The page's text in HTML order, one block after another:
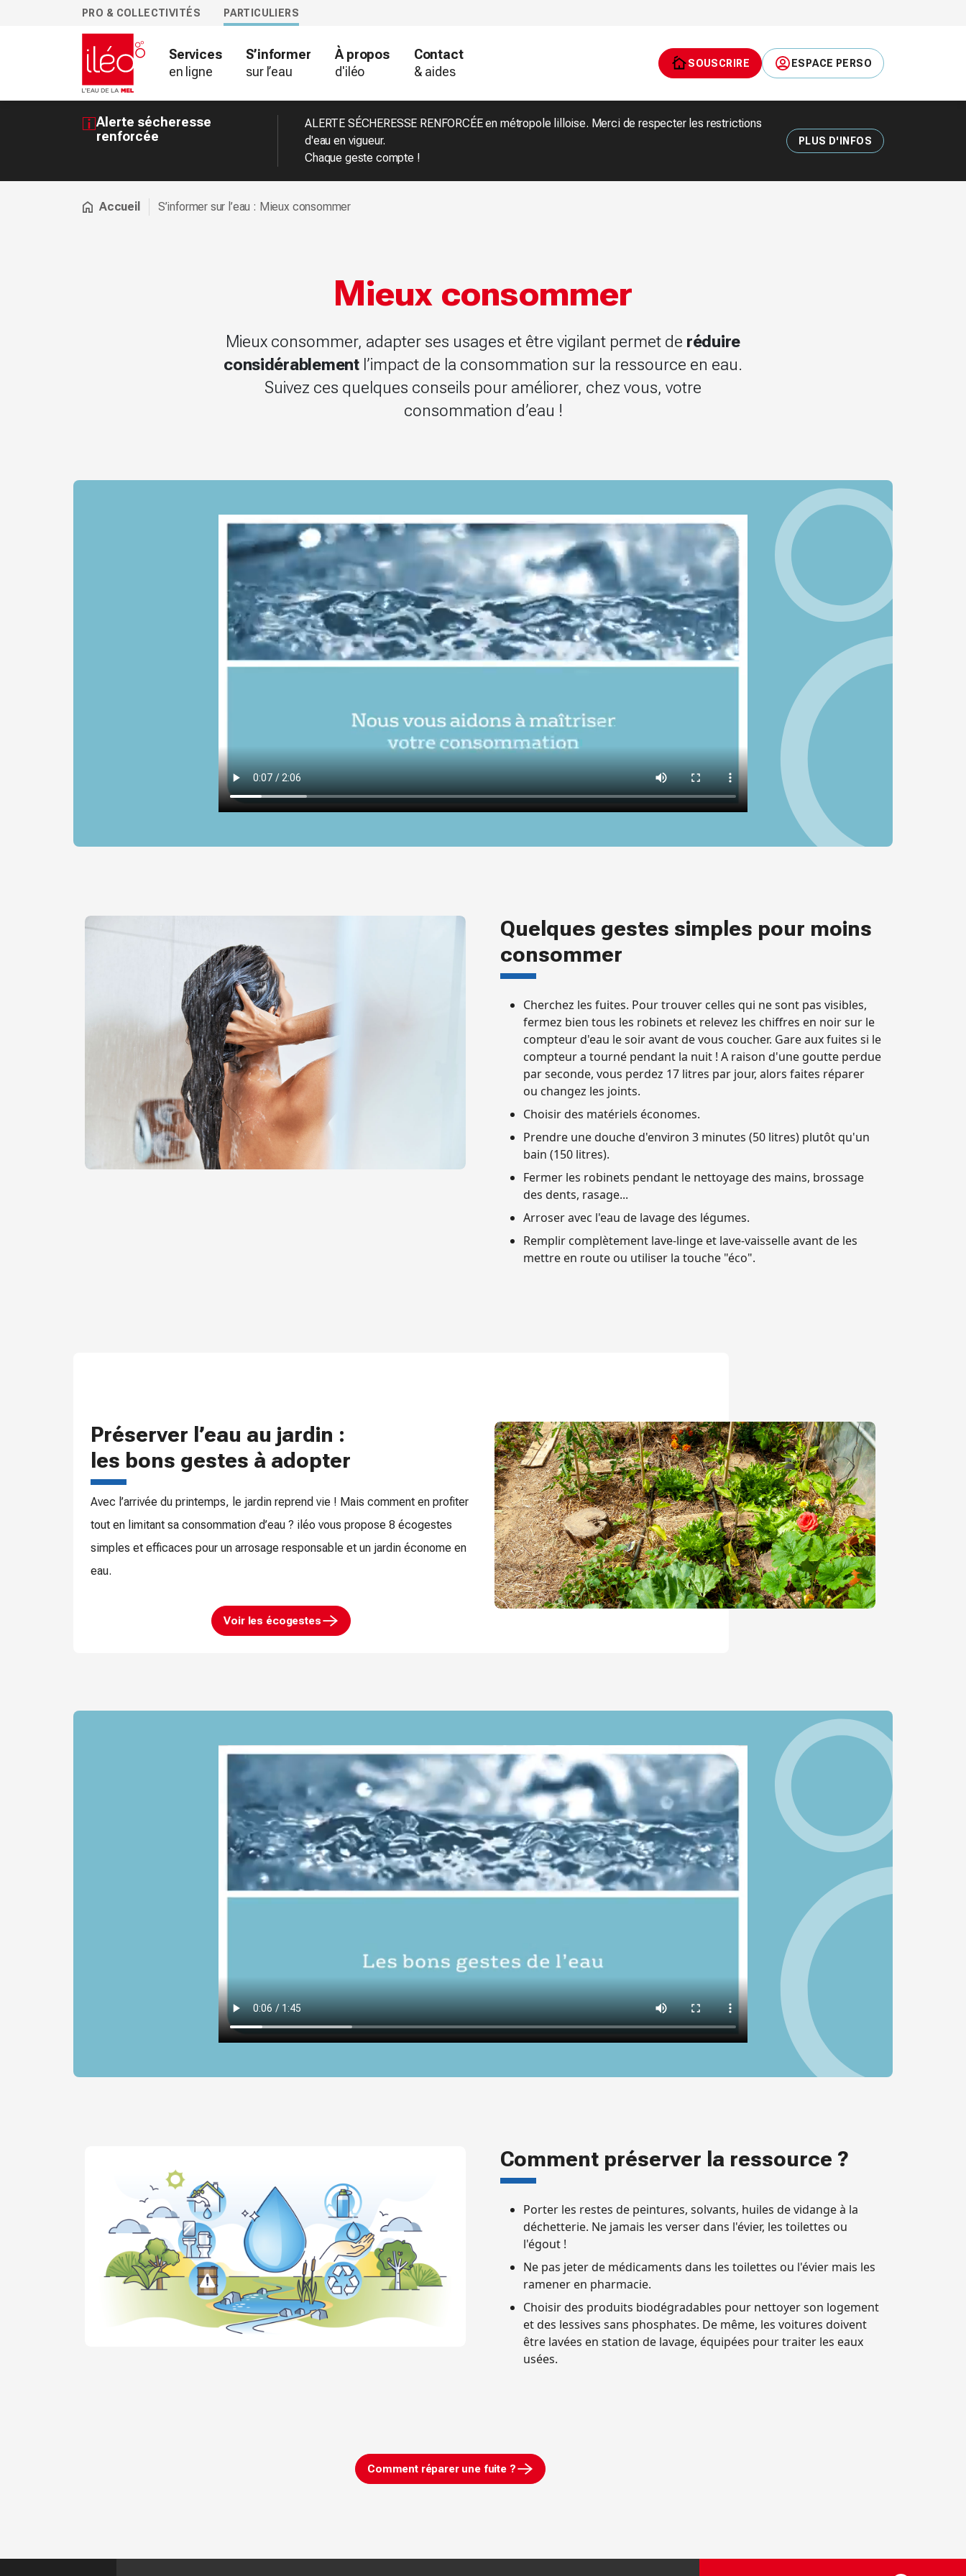
PRO & COLLECTIVITÉS PARTICULIERS
Services
en ligne
S’informer
sur l’eau
À propos
d'iléo
Contact
& aides
SOUSCRIRE ESPACE PERSO
Alerte sécheresse
renforcée
ALERTE SÉCHERESSE RENFORCÉE en métropole lilloise. Merci de respecter les restrictions
d'eau en vigueur.
Chaque geste compte !
PLUS D'INFOS
Accueil S’informer sur l’eau : Mieux consommer
Mieux consommer
Mieux consommer, adapter ses usages et être vigilant permet de réduire
considérablementl’impact de la consommation sur la ressource en eau.
Suivez ces quelques conseils pour améliorer, chez vous, votre
consommation d’eau !
Quelques gestes simples pour moins
consommer
Cherchez les fuites. Pour trouver celles qui ne sont pas visibles,
fermez bien tous les robinets et relevez les chiffres en noir sur le
compteur d'eau le soir avant de vous coucher. Gare aux fuites si le
compteur a tourné pendant la nuit ! A raison d'une goutte perdue
par seconde, vous perdez 17 litres par jour, alors faites réparer
ou changez les joints.
Choisir des matériels économes.
Prendre une douche d'environ 3 minutes (50 litres) plutôt qu'un
bain (150 litres).
Fermer les robinets pendant le nettoyage des mains, brossage
des dents, rasage...
Arroser avec l'eau de lavage des légumes.
Remplir complètement lave-linge et lave-vaisselle avant de les
mettre en route ou utiliser la touche "éco".
Préserver l’eau au jardin :
les bons gestes à adopter
Avec l’arrivée du printemps, le jardin reprend vie ! Mais comment en profiter
tout en limitant sa consommation d’eau ? iléo vous propose 8 écogestes
simples et efficaces pour un arrosage responsable et un jardin économe en
eau.
Voir les écogestes
Comment préserver la ressource ?
Porter les restes de peintures, solvants, huiles de vidange à la
déchetterie. Ne jamais les verser dans l'évier, les toilettes ou
l'égout !
Ne pas jeter de médicaments dans les toilettes ou l'évier mais les
ramener en pharmacie.
Choisir des produits biodégradables pour nettoyer son logement
et des lessives sans phosphates. De même, les voitures doivent
être lavées en station de lavage, équipées pour traiter les eaux
usées.
Comment réparer une fuite ?